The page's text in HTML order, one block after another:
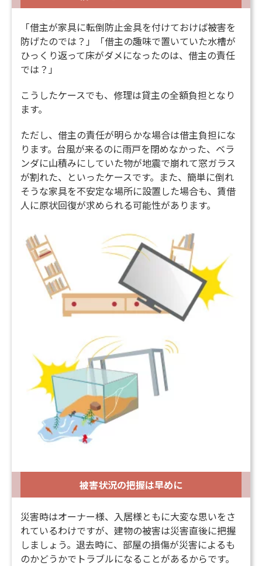
「借主が家具に転倒防止金具を付けておけば被害を
防げたのでは？」「借主の趣味で置いていた水槽が
ひっくり返って床がダメになったのは、借主の責任
では？」
こうしたケースでも、修理は貸主の全額負担となり
ます。
ただし、借主の責任が明らかな場合は借主負担にな
ります。台風が来るのに雨戸を閉めなかった、ベラ
ンダに山積みにしていた物が地震で崩れて窓ガラス
が割れた、といったケースです。また、簡単に倒れ
そうな家具を不安定な場所に設置した場合も、賃借
人に原状回復が求められる可能性があります。
被害状況の把握は早めに
災害時はオーナー様、入居様ともに大変な思いをさ
れているわけですが、建物の被害は災害直後に把握
しましょう。退去時に、部屋の損傷が災害によるも
のかどうかでトラブルになることがあるからです。